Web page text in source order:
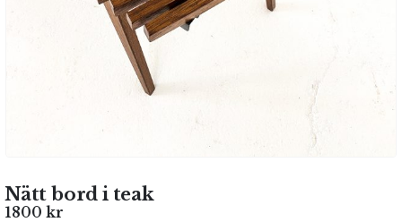
Nätt bord i teak
1800 kr